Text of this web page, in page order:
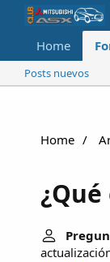
Home
Posts nuevos
Home